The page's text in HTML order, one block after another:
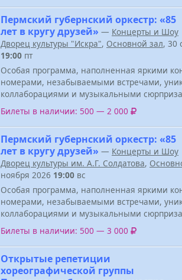
Пермский губернский оркестр: «85
лет в кругу друзей» — Концерты и Шоу
Дворец культуры "Искра", Основной зал, 30
19:00 пт
Особая программа, наполненная яркими
номерами, незабываемыми встречами,
коллаборациями и музыкальными
Билеты в наличии: 500 — 2 000
Пермский губернский оркестр: «85
лет в кругу друзей» — Концерты и Шоу
Дворец культуры им. А.Г. Солдатова,
ноября 2026 19:00 вс
Особая программа, наполненная яркими
номерами, незабываемыми встречами,
коллаборациями и музыкальными
Билеты в наличии: 500 — 3 000
Открытые репетиции
хореографической группы